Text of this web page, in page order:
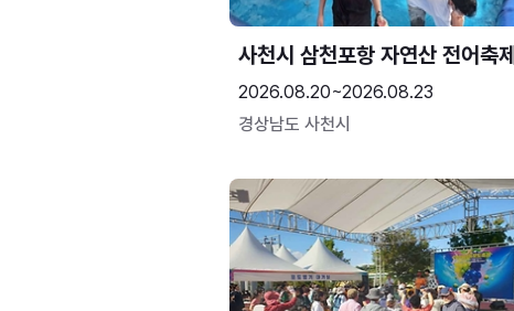
사천시 삼천포항 자연산 전어축제
2026.08.20~2026.08.23
경상남도 사천시